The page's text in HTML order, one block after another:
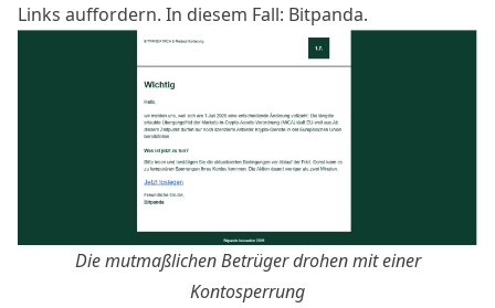
Links auffordern. In diesem Fall: Bitpanda.
Die mutmaßlichen Betrüger drohen mit einer
Kontosperrung